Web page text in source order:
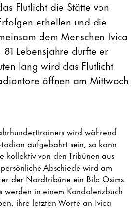
Flutlicht die Stätte von
erhellen und die
dem Menschen Ivica
Lebensjahre durfte er
lang wird das Flutlicht
öffnen am Mittwoch
wird während
aufgebahrt sein, so kann
kollektiv von den Tribünen aus
Abschiede wird am
der Nordtribüne ein Bild Osims
werden in einem Kondolenzbuch
ihre letzten Worte an Ivica